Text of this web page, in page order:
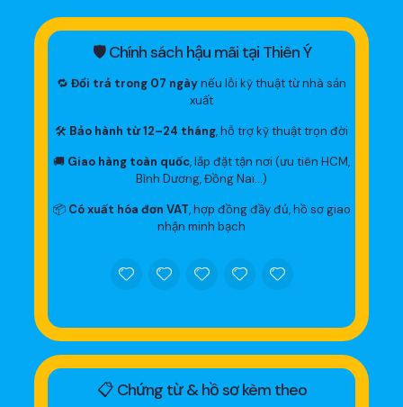
🛡 Chính sách hậu mãi tại Thiên Ý
🔁 Đổi trả trong 07 ngàynếu lỗi kỹ thuật từ nhà sản
xuất
🛠 Bảo hành từ 12–24 tháng, hỗ trợ kỹ thuật trọn đời
🚚 Giao hàng toàn quốc, lắp đặt tận nơi (ưu tiên HCM,
Bình Dương, Đồng Nai…)
📦 Có xuất hóa đơn VAT, hợp đồng đầy đủ, hồ sơ giao
nhận minh bạch
📋 Chứng từ & hồ sơ kèm theo